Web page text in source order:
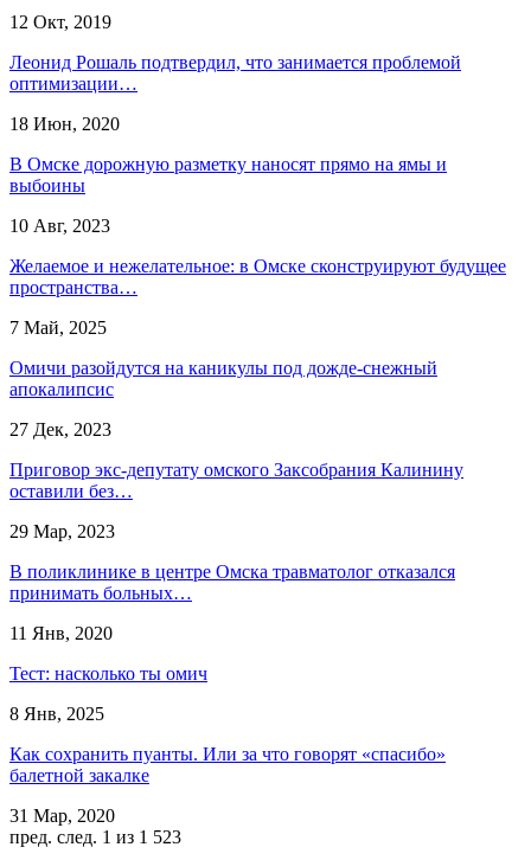
12 Окт, 2019
Леонид Рошаль подтвердил, что занимается проблемой
оптимизации…
18 Июн, 2020
В Омске дорожную разметку наносят прямо на ямы и
выбоины
10 Авг, 2023
Желаемое и нежелательное: в Омске сконструируют будущее
пространства…
7 Май, 2025
Омичи разойдутся на каникулы под дожде-снежный
апокалипсис
27 Дек, 2023
Приговор экс-депутату омского Заксобрания Калинину
оставили без…
29 Мар, 2023
В поликлинике в центре Омска травматолог отказался
принимать больных…
11 Янв, 2020
Тест: насколько ты омич
8 Янв, 2025
Как сохранить пуанты. Или за что говорят «спасибо»
балетной закалке
31 Мар, 2020
пред. след. 1 из 1 523